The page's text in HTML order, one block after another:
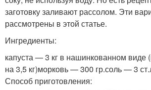
заготовку заливают рассолом. Эти
рассмотрены в этой статье.
Ингредиенты:
капуста — 3 кг в нашинкованном виде
на 3,5 кг)морковь — 300 гр.соль — 3
Способ приготовления: